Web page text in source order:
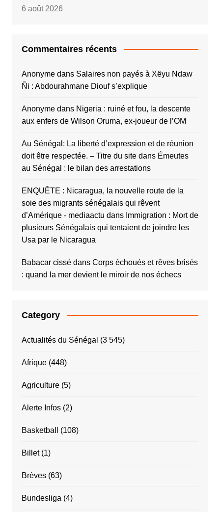
6 août 2026
Commentaires récents
Anonymedans Salaires non payés à Xëyu Ndaw
Ñi : Abdourahmane Diouf s’explique
Anonymedans Nigeria : ruiné et fou, la descente
aux enfers de Wilson Oruma, ex-joueur de l’OM
Au Sénégal: La liberté d’expression et de réunion
doit être respectée. – Titre du sitedans Émeutes
au Sénégal : le bilan des arrestations
ENQUÊTE : Nicaragua, la nouvelle route de la
soie des migrants sénégalais qui rêvent
d’Amérique - mediaactu dans Immigration : Mort de
plusieurs Sénégalais qui tentaient de joindre les
Usa par le Nicaragua
Babacar cissédans Corps échoués et rêves brisés
: quand la mer devient le miroir de nos échecs
Category
Actualités du Sénégal (3 545)
Afrique(448)
Agriculture(5)
Alerte Infos(2)
Basketball (108)
Billet(1)
Brèves(63)
Bundesliga (4)